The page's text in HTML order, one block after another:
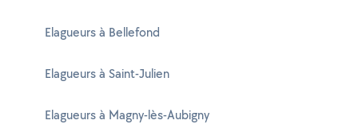
Elagueurs à Bellefond
Elagueurs à Saint-Julien
Elagueurs à Magny-lès-Aubigny